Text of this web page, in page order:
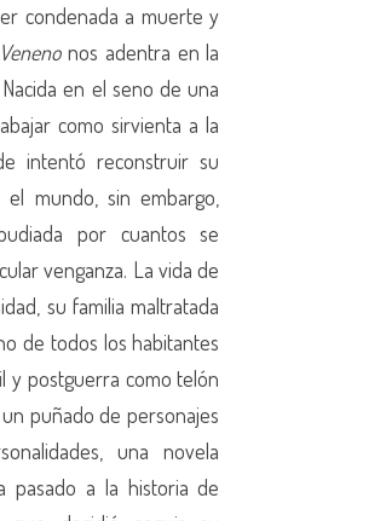
condenada a muerte y
Venenonos adentra en la
en el seno de una
como sirvienta a la
intentó reconstruir su
mundo, sin embargo,
por cuantos se
venganza. La vida de
su familia maltratada
de todos los habitantes
y postguerra como telón
puñado de personajes
una novela
pasado a la historia de